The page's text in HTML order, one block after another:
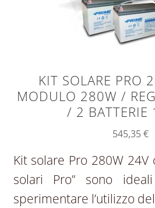
KIT SOLARE PRO
MODULO 280W /
/ 2 BATTERIE
545,35€
Kit solare Pro 280W 24V
solari Pro” sono
sperimentare l’utilizzo